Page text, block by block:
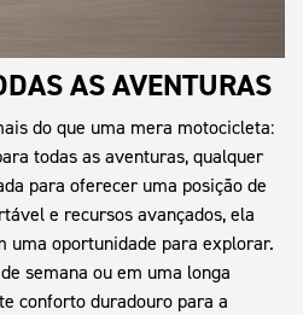
AS AVENTURAS
do que uma mera motocicleta:
todas as aventuras, qualquer
para oferecer uma posição de
e recursos avançados, ela
uma oportunidade para explorar.
semana ou em uma longa
conforto duradouro para a